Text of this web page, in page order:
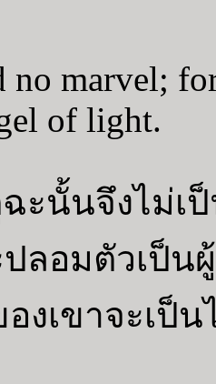
no marvel;
of light.
ฉะนั้นจึงไม่
ลอมตัวเป็น
งเขาจะเป็